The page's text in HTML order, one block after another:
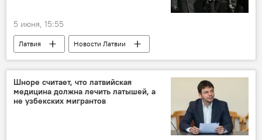
5 июня, 15:55
Латвия
Новости Латвии
Новости политики Латвии
Новости экономики Латвии
пассажироперевозки
Россия
Латвия и Россия
Шноре считает, что латвийская
медицина должна лечить латышей, а
не узбекских мигрантов